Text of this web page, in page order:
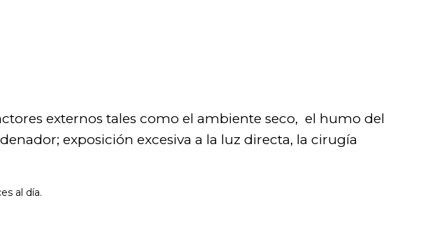
externos tales como el ambiente seco, el humo del
exposición excesiva a la luz directa, la cirugía
al día.